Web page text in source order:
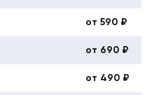
от 590 ₽
от 690 ₽
от 490 ₽